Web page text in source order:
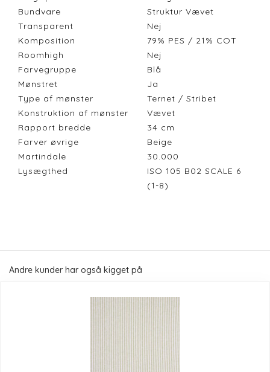
Bundvare
Struktur Vævet
Transparent
Nej
Komposition
79% PES / 21% COT
Roomhigh
Nej
Farvegruppe
Blå
Mønstret
Ja
Type af mønster
Ternet / Stribet
Konstruktion af mønster
Vævet
Rapport bredde
34 cm
Farver øvrige
Beige
Martindale
30.000
Lysægthed
ISO 105 B02 SCALE 6
(1-8)
Andre kunder har også kigget på